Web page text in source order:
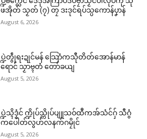
ဖအိုတ် သၟတ် (၇) တၠ ဒးဒုင်ရပ်သ္ပကောန်ပၞာန်
August 6, 2026
ပ္ဍဲတွဵုရးဍုင်မန် သြောံကသီုတိတ်အောန်မာန်
ရောင် သၟာဗ္ၚတံ တော်ခယျ
August 5, 2026
ပ္ဍဲသ္ၚိဒၟံင် က္ဍိုပ်သ္ကိုပ်ပျူသဝ်ထဳကအ်သံင်ဂှ် သီဂွံ
ကပေါတ်လွဟ်လနက်ဂမၠိုင်
August 5, 2026